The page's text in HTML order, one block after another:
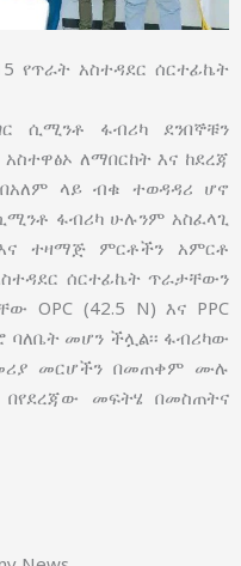
የጥራት አስተዳደር ሰርተፊኬት
ሲሚንቶ ፋብሪካ ደንበኞቹን
ለማበርከት እና ከደረጃ
ላይ ብቁ ተወዳዳሪ ሆኖ
ፋብሪካ ሁሉንም አስፈላጊ
ተዛማጅ ምርቶችን አምርቶ
ሰርተፊኬት ጥራታቸውን
(42.5 N) እና PPC
ባለቤት መሆን ችሏል፡፡ ፋብሪካው
መርሆችን በመጠቀም ሙሉ
መፍትሄ በመስጠትና